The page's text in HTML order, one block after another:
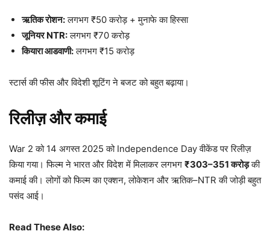
ऋतिक रोशन:लगभग ₹50 करोड़ + मुनाफे का हिस्सा
जूनियर NTR:लगभग ₹70 करोड़
कियारा आडवाणी:लगभग ₹15 करोड़
स्टार्स की फीस और विदेशी शूटिंग ने बजट को बहुत बढ़ाया।
रिलीज़ और कमाई
War 2 को 14 अगस्त 2025 को Independence Day वीकेंड पर रिलीज़
किया गया। फिल्म ने भारत और विदेश में मिलाकर लगभग ₹303–351 करोड़की
कमाई की। लोगों को फिल्म का एक्शन, लोकेशन और ऋतिक–NTR की जोड़ी बहुत
पसंद आई।
Read These Also: